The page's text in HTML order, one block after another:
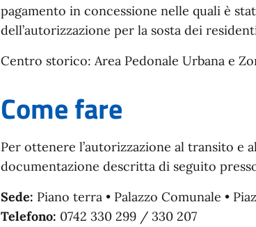
pagamento in concessione nelle quali è
dell’autorizzazione per la sosta dei
Centro storico: Area Pedonale Urbana e
Come fare
Per ottenere l’autorizzazione al transito e
documentazione descritta di seguito
Sede: Piano terra • Palazzo Comunale •
Telefono: 0742 330 299 / 330 207